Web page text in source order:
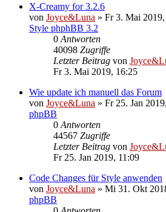
X-Creamy for 3.2.6
von Joyce&Luna » Fr 3. Mai
Style phphBB 3.2
0 Antworten
40098 Zugriffe
Letzter Beitrag von
Fr 3. Mai 2019, 16:25
Wie update ich manuell das Forum
von Joyce&Luna » Fr 25. Jan
phpBB
0 Antworten
44567 Zugriffe
Letzter Beitrag von
Fr 25. Jan 2019, 11:09
Code Changes für Style anwenden
von Joyce&Luna » Mi 31. Okt
phpBB